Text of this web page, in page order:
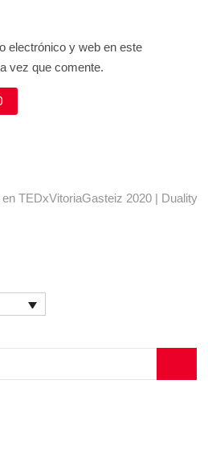
electrónico y web en este
vez que comente.
TEDxVitoriaGasteiz 2020 | Duality